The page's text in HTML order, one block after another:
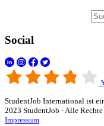
Social
StudentJob International ist
2023 StudentJob - Alle
Impressum